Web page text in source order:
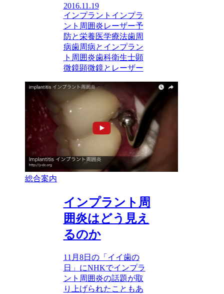
2016.11.19
インプラント インプラ
ント周囲炎レーザー予
防と栄養医学療法歯周
病歯周病とインプラン
ト周囲炎歯科衛生士顕
微鏡顕微鏡とレーザー
総合案内
インプラント周
囲炎はどう見え
るのか
11月8日の「イイ歯の
日」にNHKでインプラ
ント周囲炎の話題が取
り上げられたこともあ